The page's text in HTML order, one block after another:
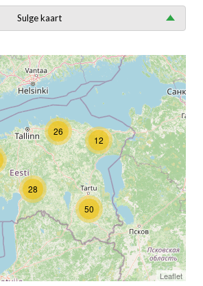
Sulge kaart
50
12
26
28
Leaflet